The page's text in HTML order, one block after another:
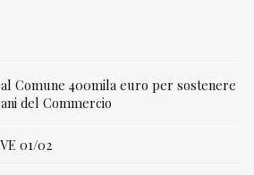
Comune 400mila euro per sostenere
del Commercio
01/02